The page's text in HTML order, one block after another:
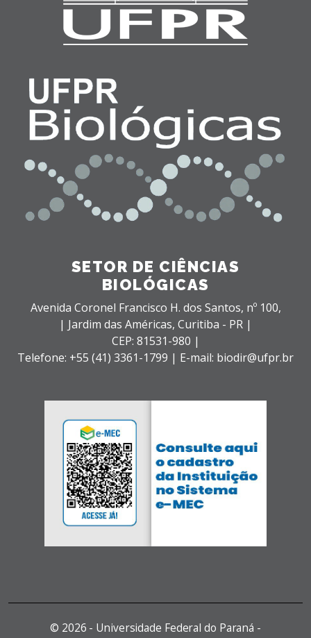
SETOR DE CIÊNCIAS
BIOLÓGICAS
Avenida Coronel Francisco H. dos Santos, nº 100,
| Jardim das Américas, Curitiba - PR |
CEP: 81531-980 |
Telefone: +55 (41) 3361-1799 | E-mail: biodir@ufpr.br
© 2026 - Universidade Federal do Paraná -